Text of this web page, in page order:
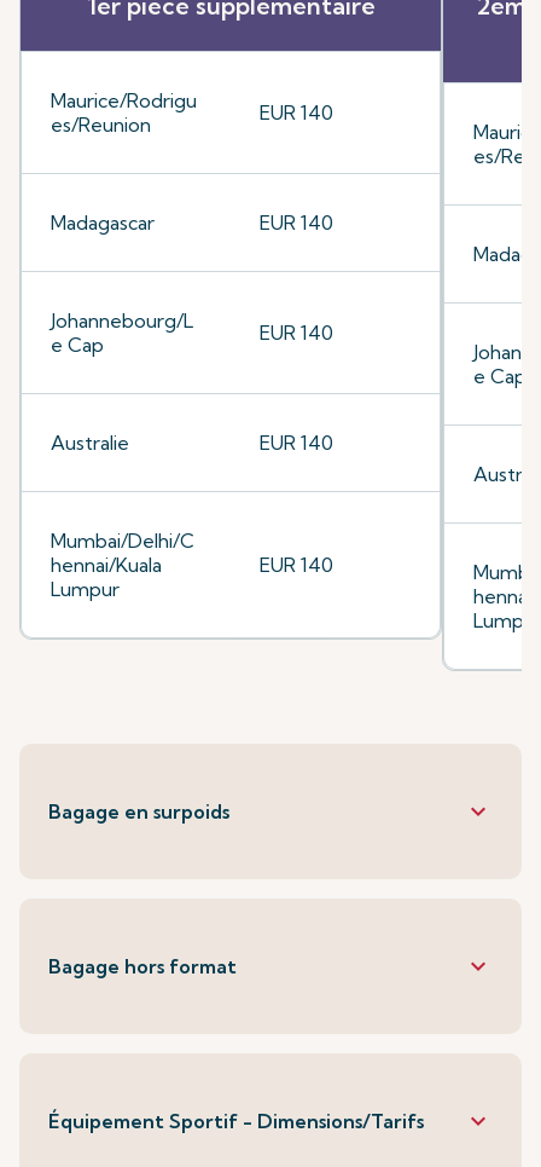
Maurice/Rodrigu
es/Reunion
EUR 140
Madagascar EUR 140
Johannebourg/L
e Cap
EUR 140
Australie EUR 140
Mumbai/Delhi/C
hennai/Kuala
Lumpur
EUR 140
es/
e Cap
hennai/
Lumpur
Bagage en surpoids keyboard_arrow_down
Bagage hors format keyboard_arrow_down
Équipement Sportif - Dimensions/Tarifs keyboard_arrow_down